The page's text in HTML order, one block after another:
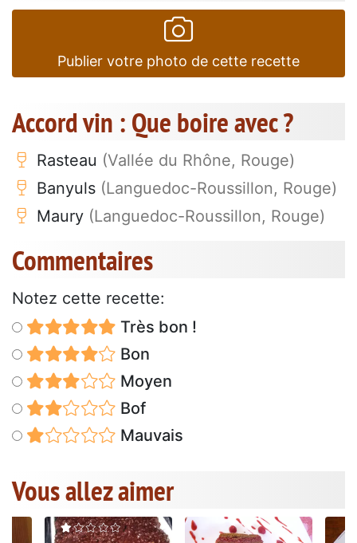
Publier votre photo de cette recette
Accord vin : Que boire avec ?
Rasteau (Vallée du Rhône, Rouge)
Banyuls (Languedoc-Roussillon, Rouge)
Maury (Languedoc-Roussillon, Rouge)
Commentaires
Notez cette recette:
Très bon !
Bon
Moyen
Bof
Mauvais
Vous allez aimer